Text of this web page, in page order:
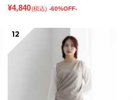
¥4,840(税込) -60%OFF-
12